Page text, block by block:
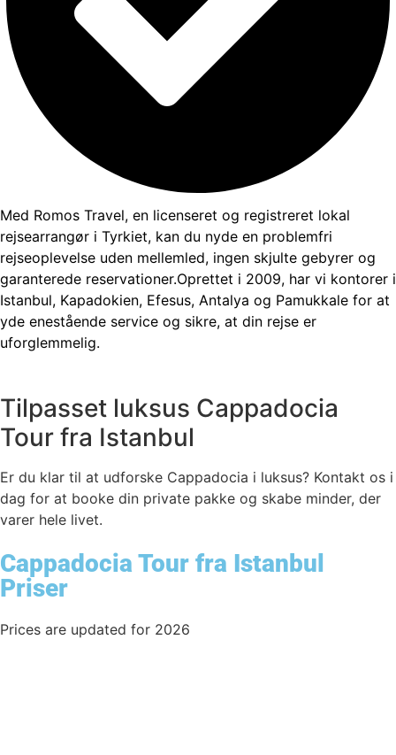
Med Romos Travel, en licenseret og registreret lokal
rejsearrangør i Tyrkiet, kan du nyde en problemfri
rejseoplevelse uden mellemled, ingen skjulte gebyrer og
garanterede reservationer.Oprettet i 2009, har vi kontorer i
Istanbul, Kapadokien, Efesus, Antalya og Pamukkale for at
yde enestående service og sikre, at din rejse er
uforglemmelig.
Tilpasset luksus Cappadocia
Tour fra Istanbul
Er du klar til at udforske Cappadocia i luksus? Kontakt os i
dag for at booke din private pakke og skabe minder, der
varer hele livet.
Cappadocia Tour fra Istanbul
Priser
Prices are updated for 2026